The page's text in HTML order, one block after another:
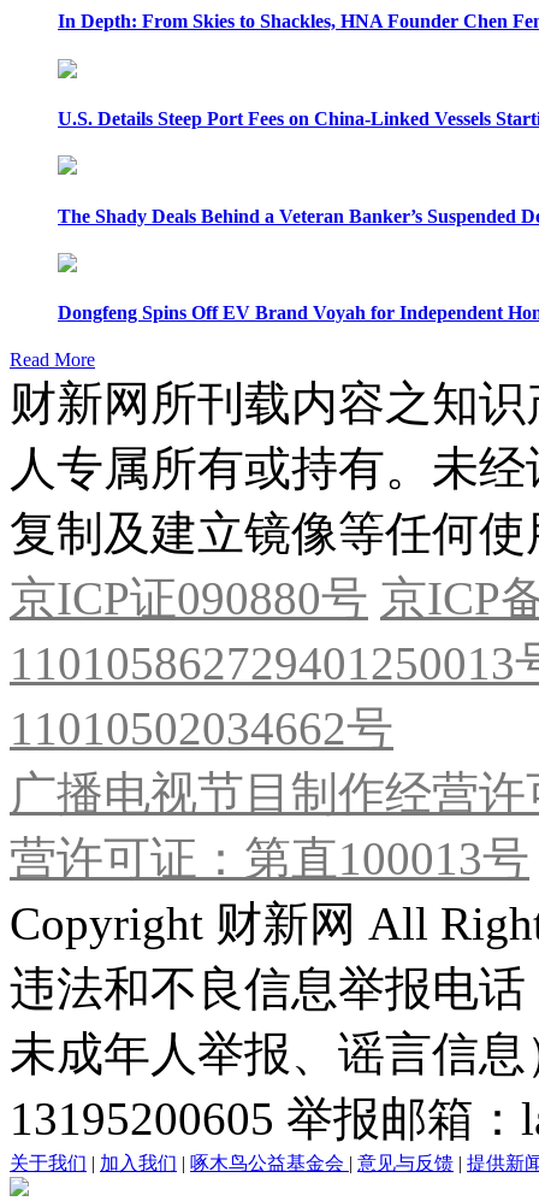
In Depth: From Skies to Shackles, HNA Founder Chen
U.S. Details Steep Port Fees on China-Linked Vessels
The Shady Deals Behind a Veteran Banker’s Suspended
Dongfeng Spins Off EV Brand Voyah for Independent
Read More
财新网所刊载内容之知
人专属所有或持有。未
复制及建立镜像等任何使
京ICP证090880号 京ICP
11010502034662号
广播电视节目制作经营
营许可证：第直100013号
Copyright 财新网 All
违法和不良信息举报电
未成年人举报、谣言信
13195200605 举报邮箱
关于我们 | 加入我们 | 啄木鸟公益基金会 | 意见与反馈 | 提供新